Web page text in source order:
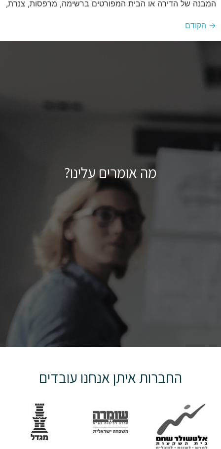
המבנה של הדירה או הבית המפורטים ברשימה, מרפסות, צנרת,
→ הקודם
מה אומרים עלינו?
החברות איתן אנחנו עובדים